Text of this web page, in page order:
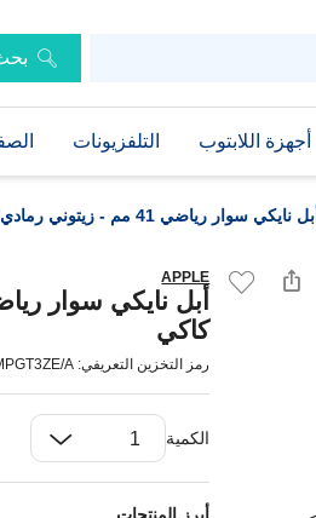
أجهزة اللابتوب التلفزيونات
أبل نايكي سوار رياضي 41 مم - زيتوني رمادي/كاكي
APPLE
كاكي
رمز التخزين التعريفي: MPGT3ZE/A
الكمية